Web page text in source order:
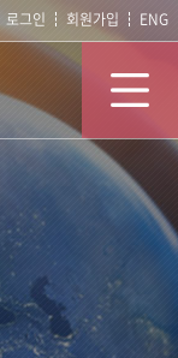
로그인 회원가입 ENG